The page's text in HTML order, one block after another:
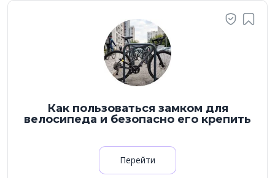
Как пользоваться замком для
велосипеда и безопасно его крепить
Перейти